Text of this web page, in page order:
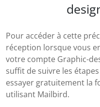
Pour accéder à cette
réception lorsque vous
votre compte Graphic-
suffit de suivre les
essayer gratuitement la
utilisant Mailbird.